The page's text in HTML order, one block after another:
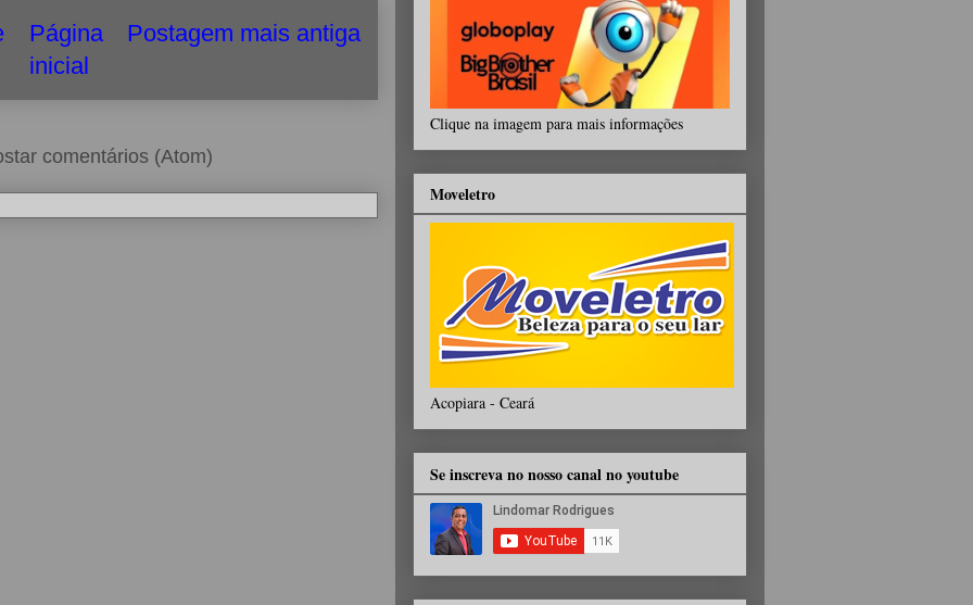
Postagem mais antiga
Página
inicial
comentários (Atom)
Clique na imagem para mais informações
Moveletro
Acopiara - Ceará
Se inscreva no nosso canal no youtube